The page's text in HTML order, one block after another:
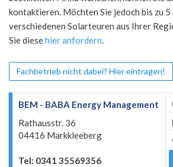
kontaktieren. Möchten Sie jedoch bis zu
verschiedenen Solarteuren aus Ihrer
Sie diesehier anfordern.
Fachbetrieb nicht dabei? Hier eintragen!
BEM - BABA Energy Management
Rathausstr. 36
04416 Markkleeberg
Tel: 0341 35569356